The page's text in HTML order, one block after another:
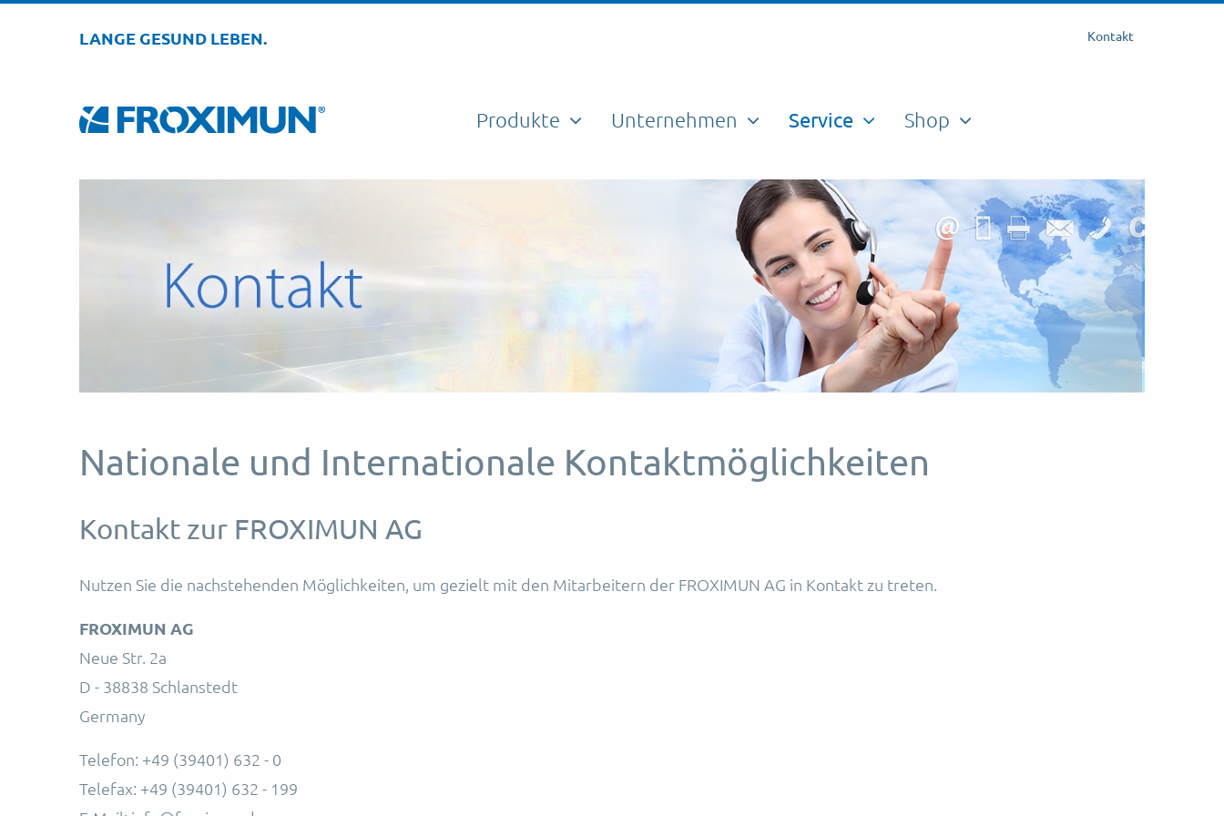
LANGE GESUND LEBEN. Kontakt
Produkte Unternehmen Service Shop
Nationale und Internationale Kontaktmöglichkeiten
Kontakt zur FROXIMUN AG
Nutzen Sie die nachstehenden Möglichkeiten, um gezielt mit den Mitarbeitern der FROXIMUN AG in Kontakt zu treten.
FROXIMUN AG
Neue Str. 2a
D - 38838 Schlanstedt
Germany
Telefon: +49 (39401) 632 - 0
Telefax: +49 (39401) 632 - 199